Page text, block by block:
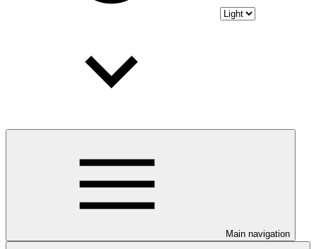
Main navigation